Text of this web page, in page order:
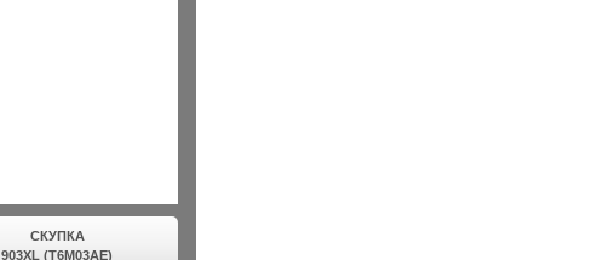
СКУПКА
903XL (T6M03AE)